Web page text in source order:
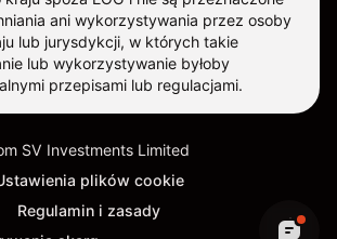
ani wykorzystywania przez osoby
lub jurysdykcji, w których takie
lub wykorzystywanie byłoby
przepisami lub regulacjami.
SV Investments Limited
plików cookie
Regulamin i zasady